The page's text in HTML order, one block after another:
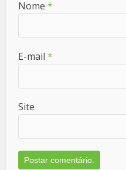
Nome*
E-mail*
Site